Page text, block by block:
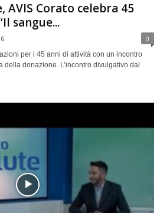
AVIS Corato celebra 45
sangue...
0
per i 45 anni di attività con un incontro
donazione. L’incontro divulgativo dal